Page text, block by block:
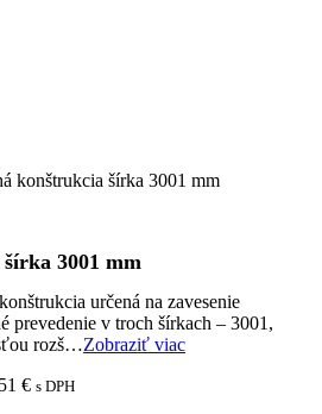
konštrukcia šírka 3001 mm
3001 mm
určená na zavesenie
prevedenie v troch šírkach – 3001,
rozš…Zobraziť viac
€ s DPH